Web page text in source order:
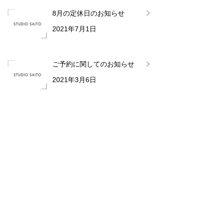
8月の定休日のお知らせ
2021年7月1日
ご予約に関してのお知らせ
2021年3月6日